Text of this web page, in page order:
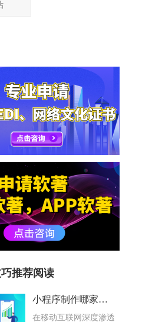
推荐阅读
小程序制作哪家好？科名网络用专业筑牢企业数字化根基
在移动互联网深度渗透